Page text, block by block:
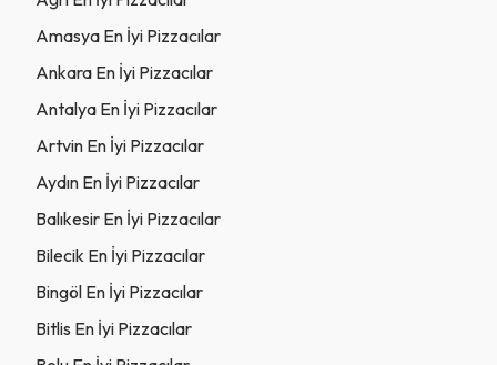
Amasya En İyi Pizzacılar
Ankara En İyi Pizzacılar
Antalya En İyi Pizzacılar
Artvin En İyi Pizzacılar
Aydın En İyi Pizzacılar
Balıkesir En İyi Pizzacılar
Bilecik En İyi Pizzacılar
Bingöl En İyi Pizzacılar
Bitlis En İyi Pizzacılar